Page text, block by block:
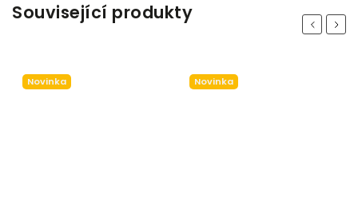
Související produkty Previous
Novinka Novinka
Next